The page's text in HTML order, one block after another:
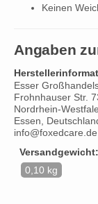
Keinen
Angaben
Esser
Frohnhauser Str.
Nordrhein-
Essen,
info@foxedcare.de
Versandgewicht:
0,10 kg